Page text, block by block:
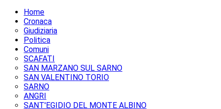
Home
Cronaca
Giudiziaria
Politica
Comuni
SCAFATI
SAN MARZANO SUL SARNO
SAN VALENTINO TORIO
SARNO
ANGRI
SANT'EGIDIO DEL MONTE ALBINO